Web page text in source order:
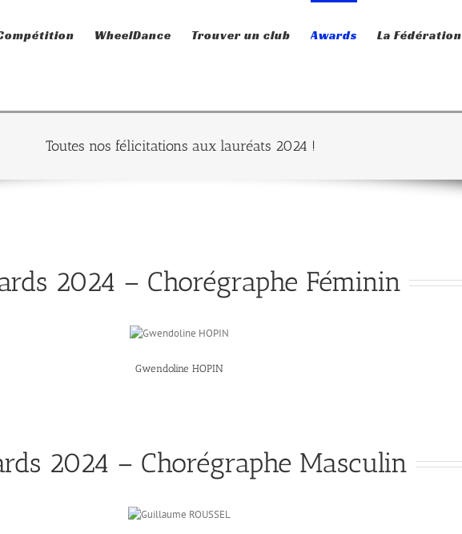
WheelDance Trouver un club Awards La Fédération
Toutes nos félicitations aux lauréats 2024 !
2024 – Chorégraphe Féminin
Gwendoline HOPIN
2024 – Chorégraphe Masculin